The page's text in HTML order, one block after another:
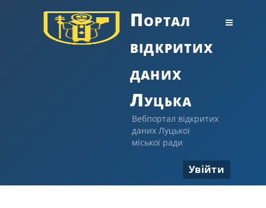
Портал
відкритих
даних
Луцька
Вебпортал відкритих
даних Луцької
міської ради
Увійти